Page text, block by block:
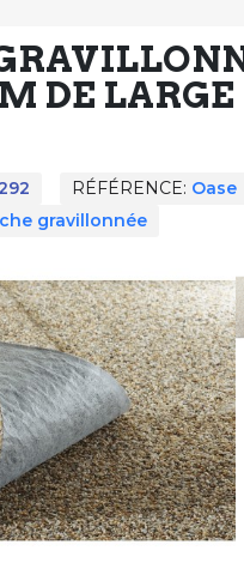
DE LARGE
RÉFÉRENCE Oase
gravillonnée